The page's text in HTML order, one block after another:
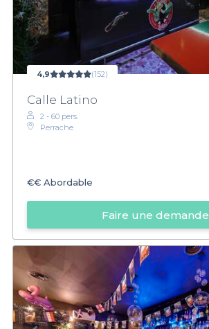
4,9 (152)
Calle Latino
2 - 60 pers.
Perrache
€€ Abordable
Faire une demande